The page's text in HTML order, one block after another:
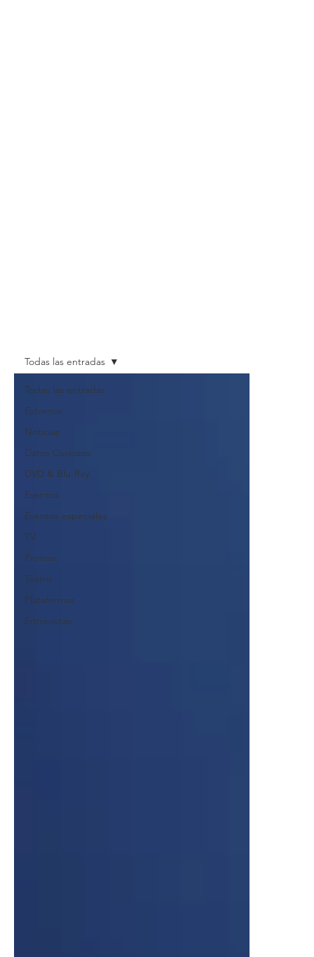
Todas las entradas
Estrenos
Noticias
Datos Curiosos
DVD & Blu-Ray
Eventos
Eventos especiales
TV
Promos
Teatro
Plataformas
Entrevistas
Todas las entradas